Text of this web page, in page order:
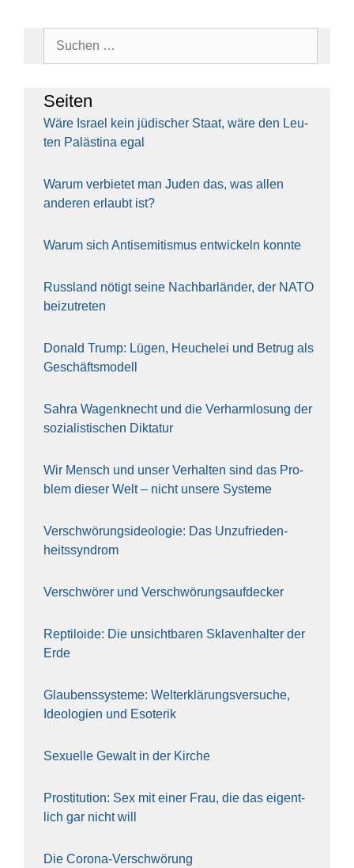
Sei­ten
Wäre Isra­el kein jüdi­scher Staat, wäre den Leu­
ten Paläs­ti­na egal
War­um ver­bie­tet man Juden das, was allen
ande­ren erlaubt ist?
War­um sich Anti­se­mi­tis­mus ent­wi­ckeln konn­te
Russ­land nötigt sei­ne Nach­bar­län­der, der NATO
bei­zu­tre­ten
Donald Trump: Lügen, Heu­che­lei und Betrug als
Geschäfts­mo­dell
Sahra Wagen­knecht und die Ver­harm­lo­sung der
sozia­lis­ti­schen Dik­ta­tur
Wir Mensch und unser Ver­hal­ten sind das Pro­
blem die­ser Welt – nicht unse­re Sys‍te‍me
Ver­schwö­rungs­ideo­lo­gie: Das Unzufrieden­
heitssyndrom
Ver­schwö­rer und Verschwörungs­aufdecker
Rep­ti­lo­ide: Die unsicht­ba­ren Skla­ven­hal­ter der
Erde
Glau­bens­sys­te­me: Welt­erklä­rungs­ver­su­che,
Ideo­lo­gien und Eso­te­rik
Sexu­el­le Gewalt in der Kir­che
Pro­sti­tu­ti­on: Sex mit einer Frau, die das eigent­
lich gar nicht will
Die Coro­na-Ver­schwö­rung